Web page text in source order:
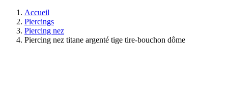
Accueil
Piercings
Piercing nez
Piercing nez titane argenté tige tire-bouchon dôme